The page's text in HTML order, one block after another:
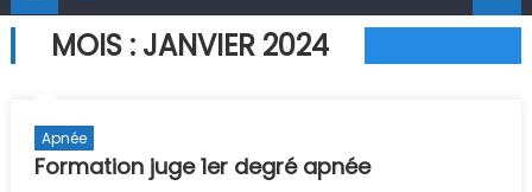
MOIS : JANVIER 2024
Apnée
Formation juge 1er degré apnée